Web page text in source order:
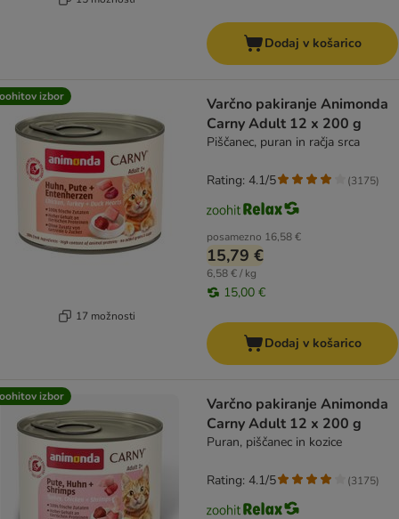
Dodaj v košarico
izbor
17 možnosti
Varčno pakiranje Animonda
Carny Adult 12 x 200 g
Piščanec, puran in račja srca
posamezno 16,58 €
15,79 €
6,58 € / kg
15,00 €
Rating: 4.1/5 (3175)
Dodaj v košarico
izbor
Varčno pakiranje Animonda
Carny Adult 12 x 200 g
Puran, piščanec in kozice
Rating: 4.1/5 (3175)